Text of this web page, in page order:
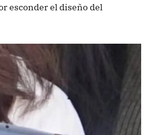
esconder el diseño del